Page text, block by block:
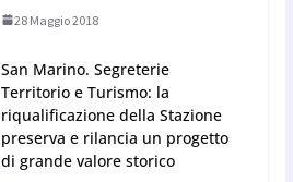
28 Maggio 2018
San Marino. Segreterie
Territorio e Turismo: la
riqualificazione della Stazione
preserva e rilancia un progetto
di grande valore storico